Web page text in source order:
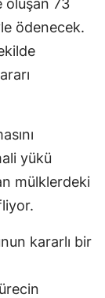
oluşan 73
ödenecek.
yükü
mülklerdeki
kararlı bir